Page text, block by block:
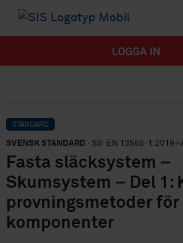
LOGGA IN
STANDARD
SVENSK STANDARD · SS-EN 13565-
Fasta släcksystem –
Skumsystem – Del 1:
provningsmetoder för
komponenter